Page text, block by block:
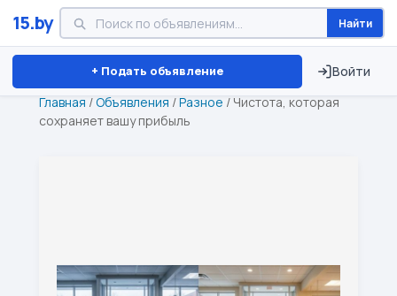
15.by Найти
+ Подать объявление Войти
Минск Витебск Брест ⏱ ТОЛЬКО 15 ДНЕЙ
Главная /Объявления /Разное /Чистота, которая
сохраняет вашу прибыль